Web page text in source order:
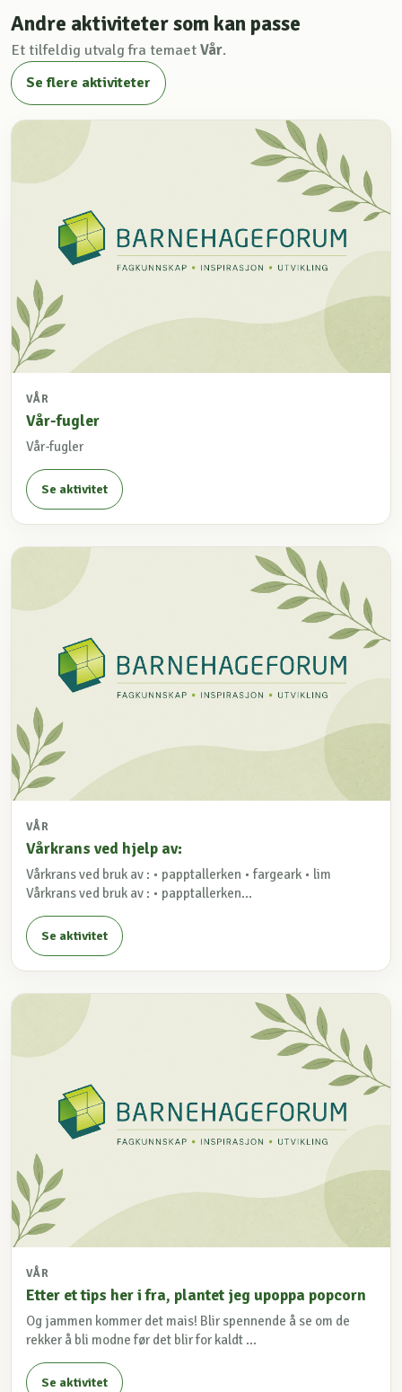
Andre aktiviteter som kan passe
Et tilfeldig utvalg fra temaet Vår.
Se flere aktiviteter
VÅR
Vår-fugler
Vår-fugler
Se aktivitet
VÅR
Vårkrans ved hjelp av:
Vårkrans ved bruk av : • papptallerken • fargeark • lim
Vårkrans ved bruk av : • papptallerken...
Se aktivitet
VÅR
Etter et tips her i fra, plantet jeg upoppa popcorn
Og jammen kommer det mais! Blir spennende å se om de
rekker å bli modne før det blir for kaldt ...
Se aktivitet